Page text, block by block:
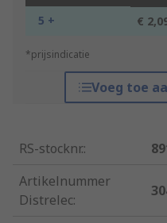
5 + €
*prijsindicatie
Voeg toe
RS-stocknr.:
Artikelnummer
Distrelec: